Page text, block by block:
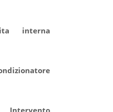
interna